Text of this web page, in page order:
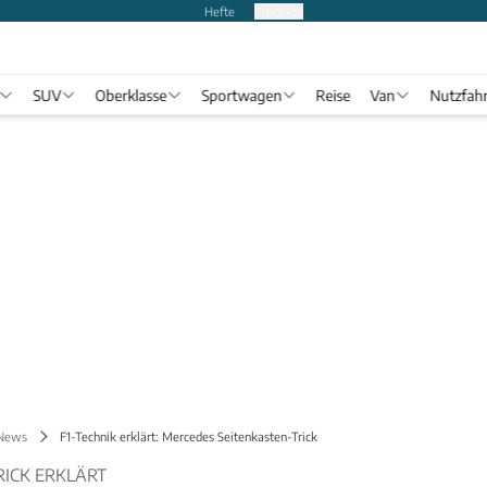
Hefte
SUV Oberklasse Sportwagen Reise Van
F1-Technik erklärt: Mercedes Seitenkasten-Trick
ERKLÄRT